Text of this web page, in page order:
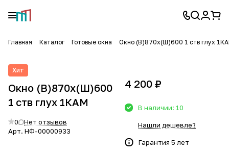
Главная Каталог Готовые окна Окно (В)870х(Ш)600 1 ств глух
Хит
Окно (В)870х(Ш)600
1 ств глух 1КАМ
0
Нет отзывов
Арт. НФ-00000933
4 200 ₽
В наличии: 10
Нашли дешевле?
Гарантия 5 лет